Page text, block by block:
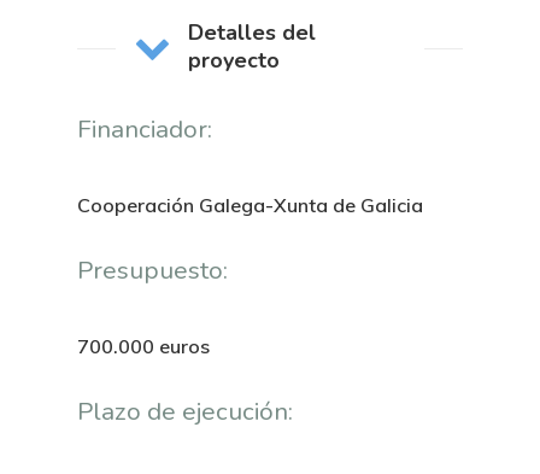
Detalles del
proyecto
Financiador:
Cooperación Galega-Xunta de Galicia
Presupuesto:
700.000 euros
Plazo de ejecución:
Nosotros